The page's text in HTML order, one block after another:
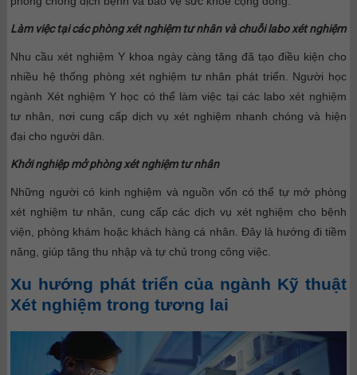
Làm việc tại các phòng xét nghiệm tư nhân và chuỗi labo xét nghiệm
Nhu cầu xét nghiệm Y khoa ngày càng tăng đã tạo điều kiện cho
nhiều hệ thống phòng xét nghiệm tư nhân phát triển. Người học
ngành Xét nghiệm Y học có thể làm việc tại các labo xét nghiệm
tư nhân, nơi cung cấp dịch vụ xét nghiệm nhanh chóng và hiện
đại cho người dân.
Khởi nghiệp mở phòng xét nghiệm tư nhân
Những người có kinh nghiệm và nguồn vốn có thể tự mở phòng
xét nghiệm tư nhân, cung cấp các dịch vụ xét nghiệm cho bệnh
viện, phòng khám hoặc khách hàng cá nhân. Đây là hướng đi tiềm
năng, giúp tăng thu nhập và tự chủ trong công việc.
Xu hướng phát triển của ngành Kỹ thuật
Xét nghiệm trong tương lai